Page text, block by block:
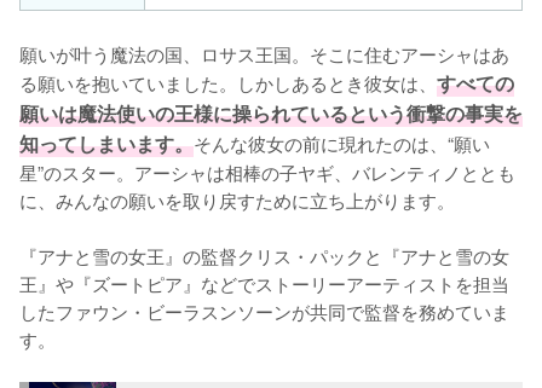
願いが叶う魔法の国、ロサス王国。そこに住むアーシャはあ
る願いを抱いていました。しかしあるとき彼女は、 すべての
願いは魔法使いの王様に操られているという衝撃の事実を
知ってしまいます。そんな彼女の前に現れたのは、“願い
星”のスター。アーシャは相棒の子ヤギ、バレンティノととも
に、みんなの願いを取り戻すために立ち上がります。
『アナと雪の女王』の監督クリス・パックと『アナと雪の女
王』や『ズートピア』などでストーリーアーティストを担当
したファウン・ビーラスンソーンが共同で監督を務めていま
す。